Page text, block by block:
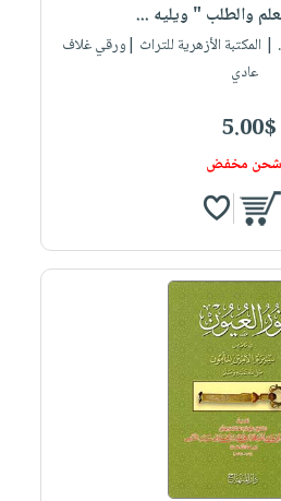
والطلب " ويليه ...
| المكتبة الأزهرية للتراث |ورقي غلاف
عادي
5.00$
شحن مخفض